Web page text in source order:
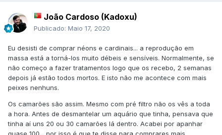
João Cardoso (Kadoxu)
Publicado: Maio 17, 2020
Eu desisti de comprar néons e cardinais... a reprodução em
massa está a torná-los muito débeis e sensíveis. Normalmente, se
não começo a fazer tratamentos logo que os recebo, 2 semanas
depois já estão todos mortos. E isto não me acontece com mais
peixes nenhuns.
Os camarões são assim. Mesmo com pré filtro não os vês a toda
a hora. Antes de desmantelar um aquário que tinha, pensava que
tinha aí uns 20 ou 30 camarões lá dentro. Acabei por apanhar